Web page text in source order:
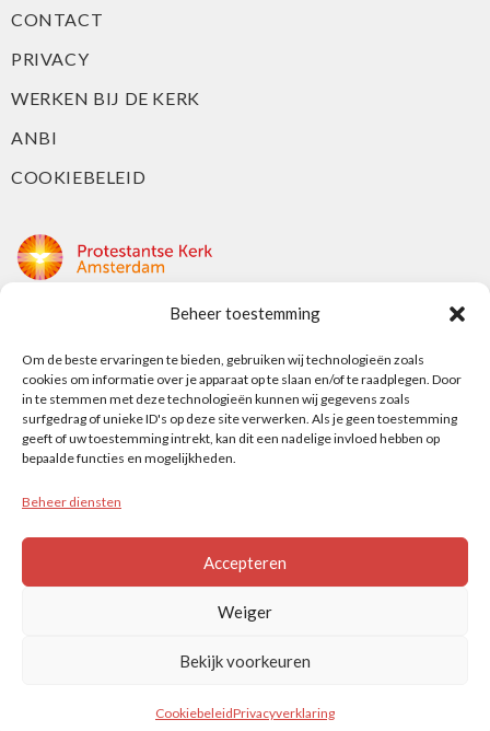
Beheer toestemming
Om de beste ervaringen te bieden, gebruiken wij technologieën zoals
cookies om informatie over je apparaat op te slaan en/of te raadplegen. Door
in te stemmen met deze technologieën kunnen wij gegevens zoals
surfgedrag of unieke ID's op deze site verwerken. Als je geen toestemming
geeft of uw toestemming intrekt, kan dit een nadelige invloed hebben op
bepaalde functies en mogelijkheden.
Beheer diensten
Accepteren
Weiger
Bekijk voorkeuren
CookiebeleidPrivacyverklaring
CONTACT
PRIVACY
WERKEN BIJ DE KERK
ANBI
COOKIEBELEID
Nieuwe Herengracht 18
1018 DP Amsterdam
t: 020 5353 700
e: info@protestantsamsterdam.nl
Protestantse Diaconie Amsterdam
e: info@diaconie.org